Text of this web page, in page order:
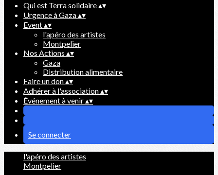
Qui est Terra solidaire▴▾
Urgence à Gaza▴▾
Event▴▾
l'apéro des artistes
Montpelier
Nos Actions ▴▾
Gaza
Distribution alimentaire
Faire un don▴▾
Adhérer à l'association▴▾
Événement à venir▴▾
Se connecter
l'apéro des artistes
Montpelier